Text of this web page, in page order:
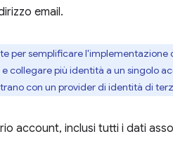
email.
per semplificare
più identità a un singolo
con un provider di identità di
account, inclusi tutti i dati